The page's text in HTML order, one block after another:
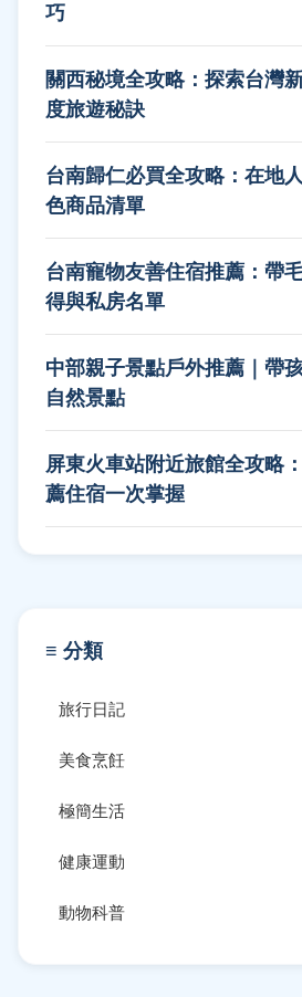
巧
關西秘境全攻略：探索台灣
度旅遊秘訣
台南歸仁必買全攻略：在地
色商品清單
台南寵物友善住宿推薦：帶
得與私房名單
中部親子景點戶外推薦｜帶
自然景點
屏東火車站附近旅館全攻略
薦住宿一次掌握
≡ 分類
旅行日記
美食烹飪
極簡生活
健康運動
動物科普